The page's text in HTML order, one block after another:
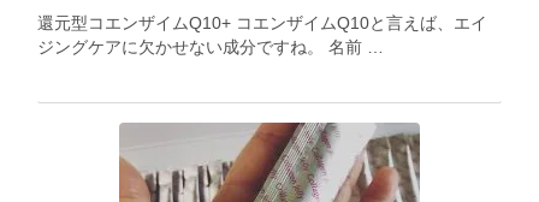
還元型コエンザイムQ10+ コエンザイムQ10と言えば、エイ
ジングケアに欠かせない成分ですね。 名前 …